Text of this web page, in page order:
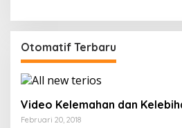
Otomatif Terbaru
Video Kelemahan dan
Februari 20, 2018